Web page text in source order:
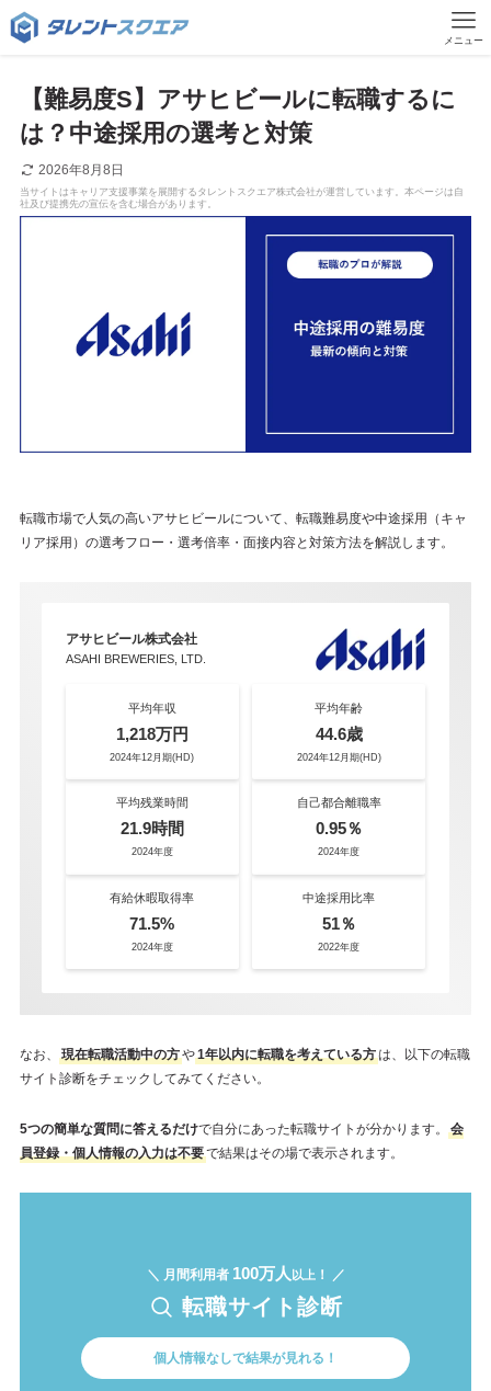
メニュー
【難易度S】アサヒビールに転職するに
は？中途採用の選考と対策
2026年8月8日
転職市場で人気の高いアサヒビールについて、転職難易度や中途採用（キャ
リア採用）の選考フロー・選考倍率・面接内容と対策方法を解説します。
アサヒビール株式会社
ASAHI BREWERIES, LTD.
平均年収
1,218万円
2024年12月期(HD)
平均年齢
44.6歳
2024年12月期(HD)
平均残業時間
21.9時間
2024年度
自己都合離職率
0.95％
2024年度
有給休暇取得率
71.5%
2024年度
中途採用比率
51％
2022年度
なお、 現在転職活動中の方や1年以内に転職を考えている方は、以下の転職
サイト診断をチェックしてみてください。
5つの簡単な質問に答えるだけで自分にあった転職サイトが分かります。
会
員登録・個人情報の入力は不要で結果はその場で表示されます。
＼ 月間利用者 100万人 以上！ ／
転職サイト診断
個人情報なしで結果が見れる！